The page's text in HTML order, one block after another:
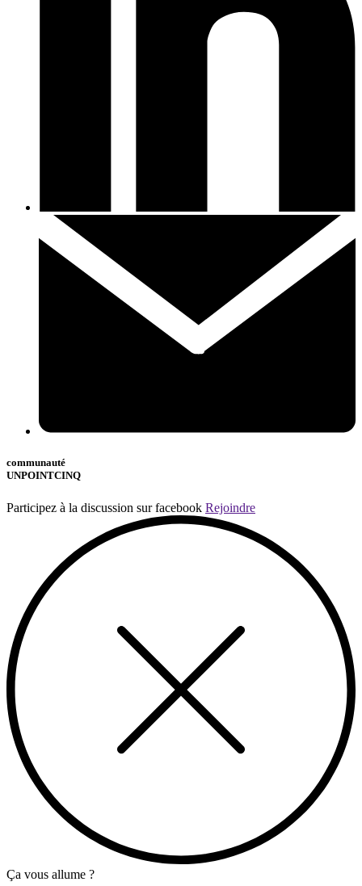
communauté
UNPOINTCINQ
Participez à la discussion sur facebook Rejoindre
Ça vous allume ?